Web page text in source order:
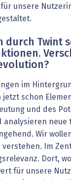
unsere
durch Twint
im
schon
und des
analysieren neue
Wir
verstehen. Im
Dort,
für unsere